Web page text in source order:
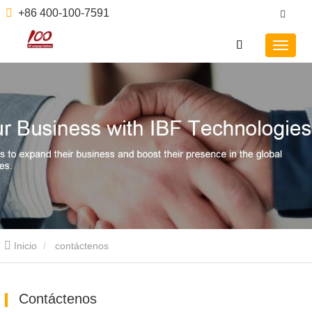
+86 400-100-7591
Inicio contáctenos
Contáctenos